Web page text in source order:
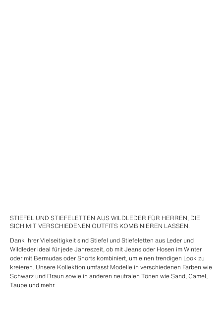
STIEFEL UND STIEFELETTEN AUS WILDLEDER FÜR HERREN, DIE
SICH MIT VERSCHIEDENEN OUTFITS KOMBINIEREN LASSEN.
Dank ihrer Vielseitigkeit sind Stiefel und Stiefeletten aus Leder und
Wildleder ideal für jede Jahreszeit, ob mit Jeans oder Hosen im Winter
oder mit Bermudas oder Shorts kombiniert, um einen trendigen Look zu
kreieren. Unsere Kollektion umfasst Modelle in verschiedenen Farben wie
Schwarz und Braun sowie in anderen neutralen Tönen wie Sand, Camel,
Taupe und mehr.